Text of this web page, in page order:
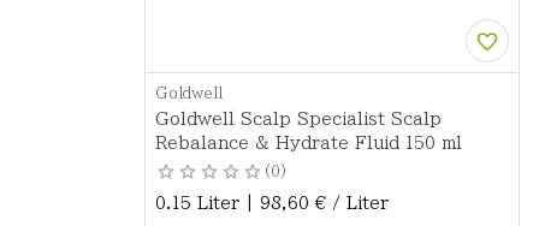
Goldwell
Goldwell Scalp Specialist Scalp
Rebalance & Hydrate Fluid 150 ml
0
0.15 Liter | 98,60 € / Liter